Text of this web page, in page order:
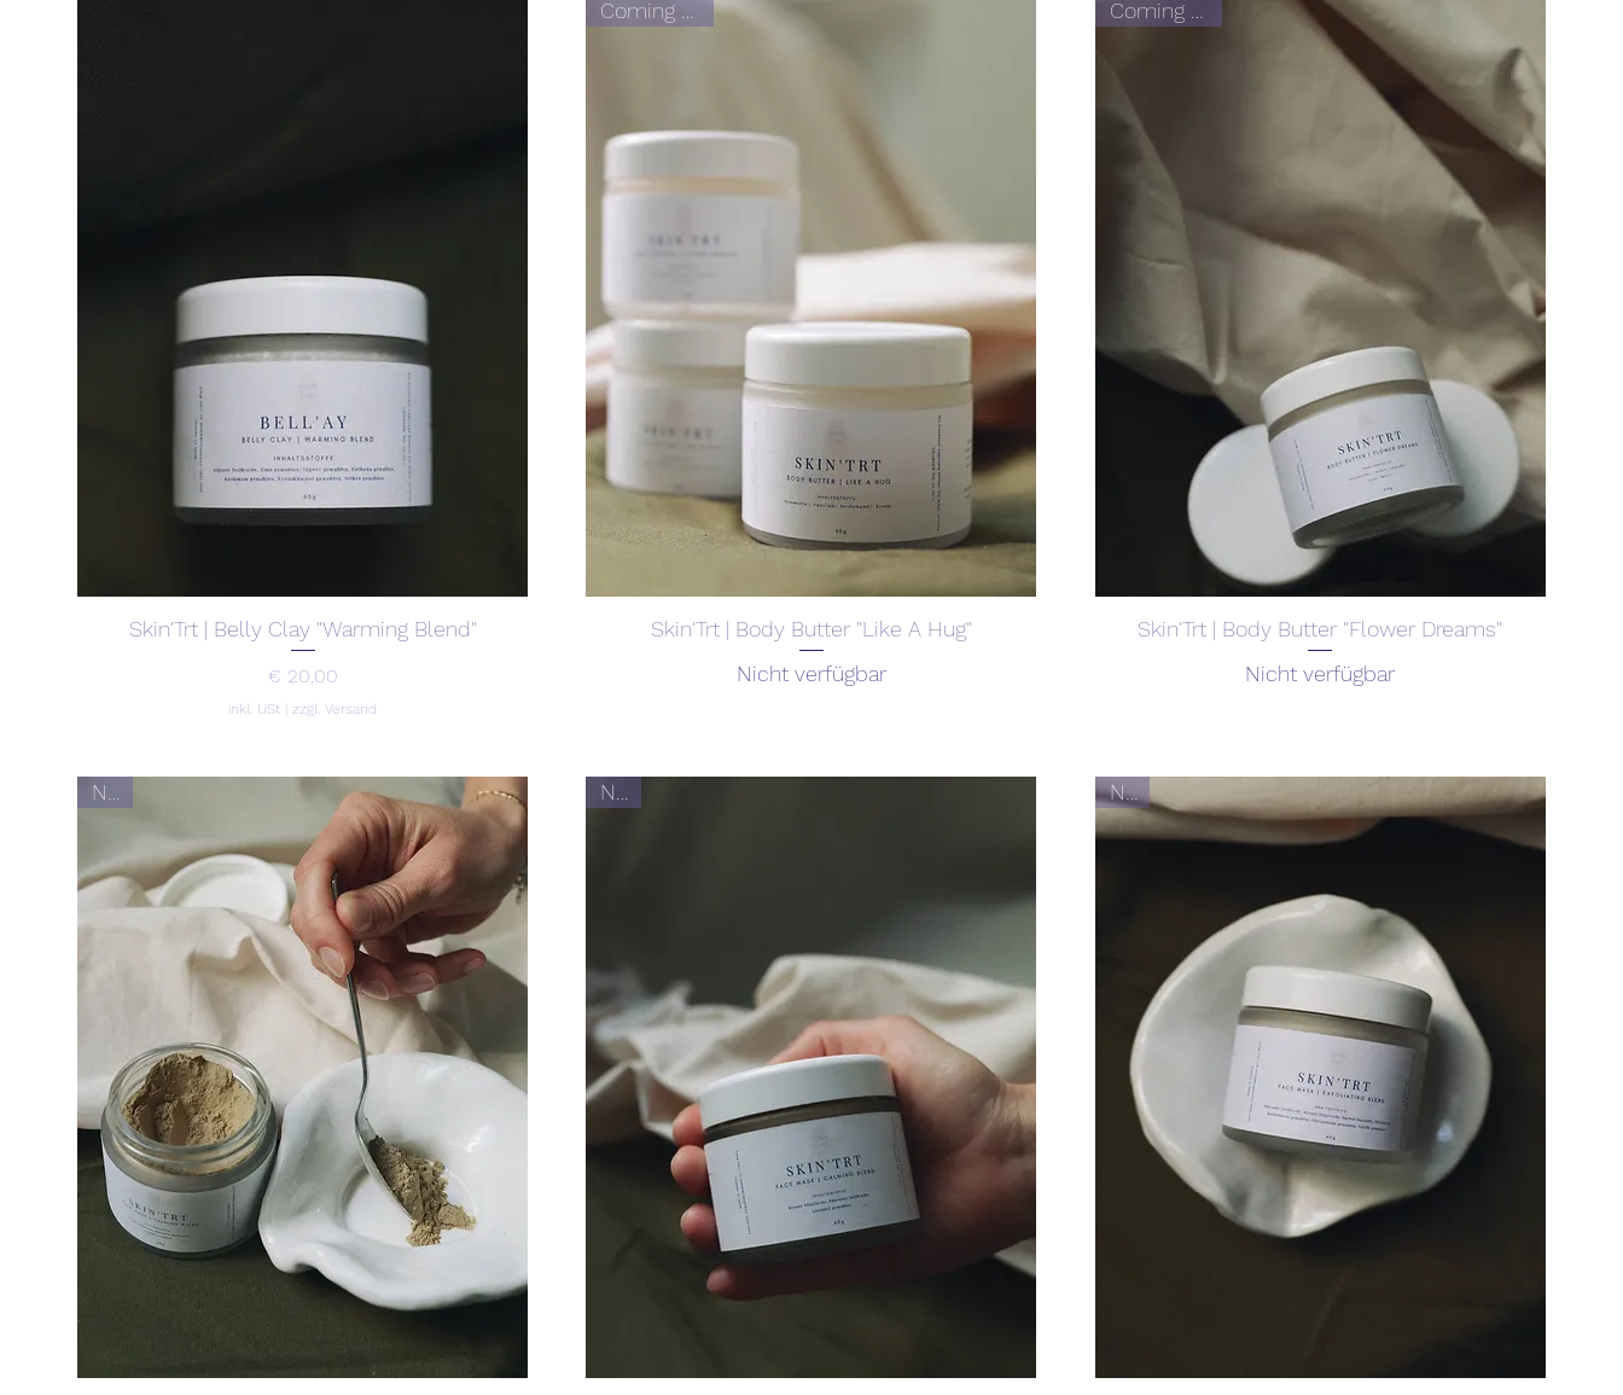
Skin'Trt | Belly Clay "Warming Blend"
Preis
€ 20,00
inkl. USt |zzgl. Versand
Coming Soon
Skin'Trt | Body Butter "Like A Hug"
Nicht verfügbar
Coming Soon
Skin'Trt | Body Butter "Flower Dreams"
Nicht verfügbar
Neu